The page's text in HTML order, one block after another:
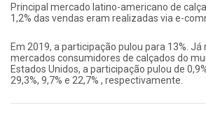
Principal mercado latino-americano de
1,2% das vendas eram realizadas via e-
Em 2019, a participação pulou para 13%. Já
mercados consumidores de calçados do
Estados Unidos, a participação pulou de
29,3%, 9,7% e 22,7% , respectivamente.